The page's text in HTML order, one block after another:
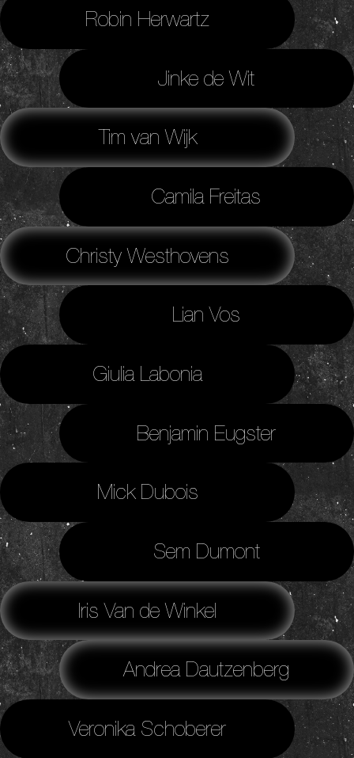
Robin Herwartz
Jinke de Wit
Tim van Wijk
Camila Freitas
Christy Westhovens
Lian Vos
Giulia Labonia
Benjamin Eugster
Mick Dubois
Sem Dumont
Iris Van de Winkel
Andrea Dautzenberg
Veronika Schoberer